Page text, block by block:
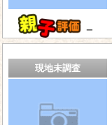
－
現地未調査